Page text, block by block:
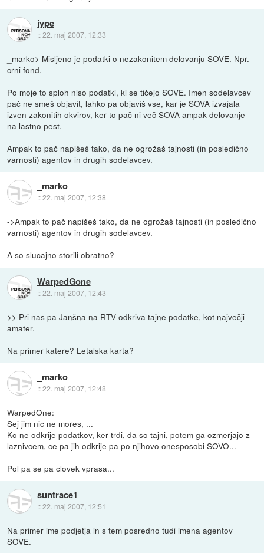
jype
::22. maj 2007, 12:33
_marko> Misljeno je podatki o nezakonitem delovanju SOVE. Npr.
crni fond.
Po moje to sploh niso podatki, ki se tičejo SOVE. Imen sodelavcev
pač ne smeš objavit, lahko pa objaviš vse, kar je SOVA izvajala
izven zakonitih okvirov, ker to pač ni več SOVA ampak delovanje
na lastno pest.
Ampak to pač napišeš tako, da ne ogrožaš tajnosti (in posledično
varnosti) agentov in drugih sodelavcev.
_marko
::22. maj 2007, 12:38
->Ampak to pač napišeš tako, da ne ogrožaš tajnosti (in posledično
varnosti) agentov in drugih sodelavcev.
A so slucajno storili obratno?
WarpedGone
::22. maj 2007, 12:43
>> Pri nas pa Janšna na RTV odkriva tajne podatke, kot največji
amater.
Na primer katere? Letalska karta?
_marko
::22. maj 2007, 12:48
WarpedOne:
Sej jim nic ne mores, ...
Ko ne odkrije podatkov, ker trdi, da so tajni, potem ga ozmerjajo z
laznivcem, ce pa jih odkrije papo njihovo onesposobi SOVO...
Pol pa se pa clovek vprasa...
suntrace1
::22. maj 2007, 12:51
Na primer ime podjetja in s tem posredno tudi imena agentov
SOVE.